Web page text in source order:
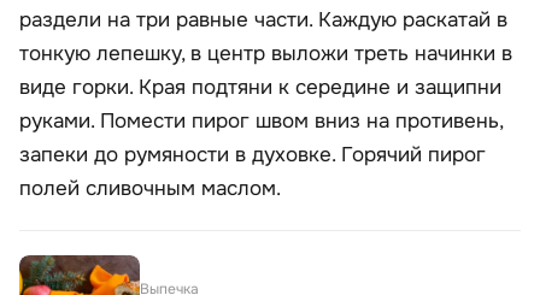
раздели на три равные части. Каждую раскатай в
тонкую лепешку, в центр выложи треть начинки в
виде горки. Края подтяни к середине и защипни
руками. Помести пирог швом вниз на противень,
запеки до румяности в духовке. Горячий пирог
полей сливочным маслом.
Выпечка